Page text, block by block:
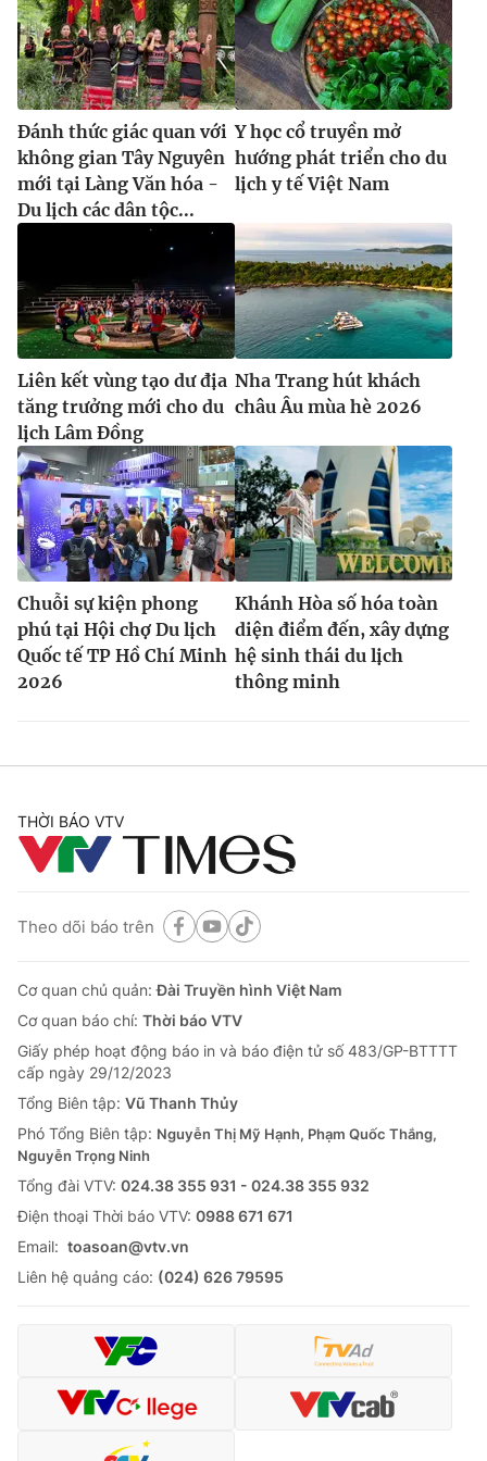
Đánh thức giác quan với
không gian Tây Nguyên
mới tại Làng Văn hóa -
Du lịch các dân tộc...
Y học cổ truyền mở
hướng phát triển cho du
lịch y tế Việt Nam
Liên kết vùng tạo dư địa
tăng trưởng mới cho du
lịch Lâm Đồng
Nha Trang hút khách
châu Âu mùa hè 2026
Chuỗi sự kiện phong
phú tại Hội chợ Du lịch
Quốc tế TP Hồ Chí Minh
2026
Khánh Hòa số hóa toàn
diện điểm đến, xây dựng
hệ sinh thái du lịch
thông minh
THỜI BÁO VTV
Theo dõi báo trên
Cơ quan chủ quản:Đài Truyền hình Việt Nam
Cơ quan báo chí: Thời báo VTV
Giấy phép hoạt động báo in và báo điện tử số 483/GP-BTTTT
cấp ngày 29/12/2023
Tổng Biên tập: Vũ Thanh Thủy
Phó Tổng Biên tập: Nguyễn Thị Mỹ Hạnh, Phạm Quốc Thắng,
Nguyễn Trọng Ninh
Tổng đài VTV: 024.38 355 931 - 024.38 355 932
Ðiện thoại Thời báo VTV: 0988 671 671
Email: toasoan@vtv.vn
Liên hệ quảng cáo: (024) 626 79595